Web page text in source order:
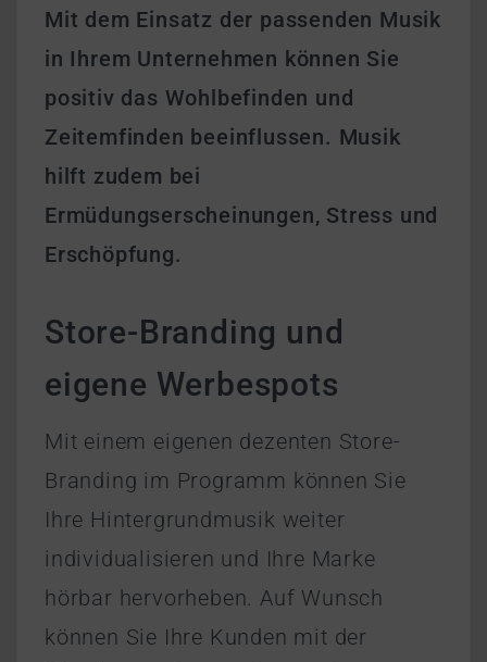
Mit dem Einsatz der passenden Musik
in Ihrem Unternehmen können Sie
positiv das Wohlbefinden und
Zeitemfinden beeinflussen. Musik
hilft zudem bei
Ermüdungserscheinungen, Stress und
Erschöpfung.
Store-Branding und
eigene Werbespots
Mit einem eigenen dezenten Store-
Branding im Programm können Sie
Ihre Hintergrundmusik weiter
individualisieren und Ihre Marke
hörbar hervorheben. Auf Wunsch
können Sie Ihre Kunden mit der